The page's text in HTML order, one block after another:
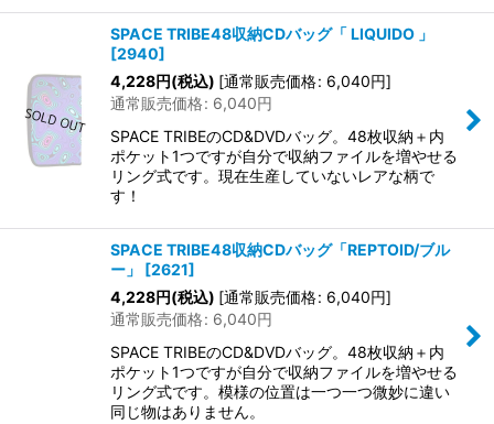
SPACE TRIBE48収納CDバッグ「 LIQUIDO 」
[2940]
4,228円(税込) [通常販売価格: 6,040円]
通常販売価格: 6,040円
SPACE TRIBEのCD&DVDバッグ。48枚収納＋内
ポケット1つですが自分で収納ファイルを増やせる
リング式です。現在生産していないレアな柄で
す！
SPACE TRIBE48収納CDバッグ「REPTOID/ブル
ー」
[2621]
4,228円(税込) [通常販売価格: 6,040円]
通常販売価格: 6,040円
SPACE TRIBEのCD&DVDバッグ。48枚収納＋内
ポケット1つですが自分で収納ファイルを増やせる
リング式です。模様の位置は一つ一つ微妙に違い
同じ物はありません。